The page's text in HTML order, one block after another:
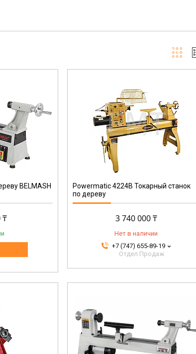
BELMASH
₸
RU
Powermatic 4224B Токарный станок
по дереву
3 740 000 ₸
Нет в наличии
+7 (747) 655-89-19
Отдел Продаж